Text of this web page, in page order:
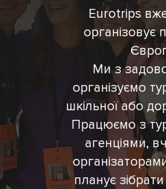
Транспорт
Даты c
Без ночных переездов
Eurotrips
організовує
Ми з
організуємо
шкільної або
Працюємо з
агенціями,
планує